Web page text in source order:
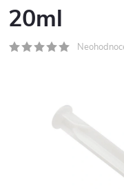
20ml